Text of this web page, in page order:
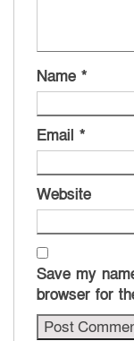
Name *
Email *
Website
Save my
browser for